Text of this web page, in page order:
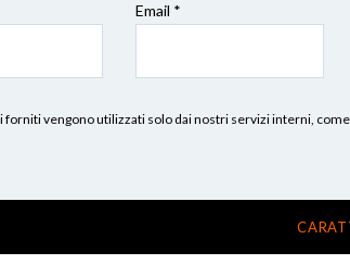
Email *
forniti vengono utilizzati solo dai nostri servizi interni,